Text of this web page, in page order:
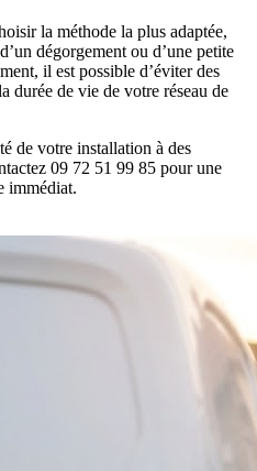
la méthode la plus adaptée,
dégorgement ou d’une petite
il est possible d’éviter des
durée de vie de votre réseau de
de votre installation à des
09 72 51 99 85 pour une
immédiat.